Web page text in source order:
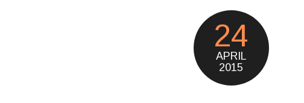
24
APRIL
2015